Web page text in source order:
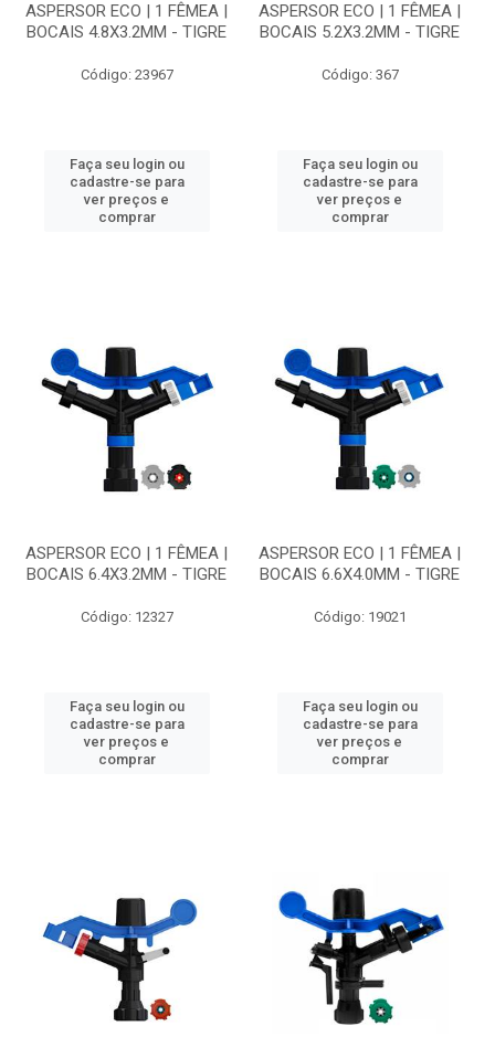
ASPERSOR ECO | 1 FÊMEA |
BOCAIS 4.8X3.2MM - TIGRE
Código: 23967
Faça seu login ou
cadastre-se para
ver preços e
comprar
ASPERSOR ECO | 1 FÊMEA |
BOCAIS 5.2X3.2MM - TIGRE
Código: 367
Faça seu login ou
cadastre-se para
ver preços e
comprar
ASPERSOR ECO | 1 FÊMEA |
BOCAIS 6.4X3.2MM - TIGRE
Código: 12327
Faça seu login ou
cadastre-se para
ver preços e
comprar
ASPERSOR ECO | 1 FÊMEA |
BOCAIS 6.6X4.0MM - TIGRE
Código: 19021
Faça seu login ou
cadastre-se para
ver preços e
comprar